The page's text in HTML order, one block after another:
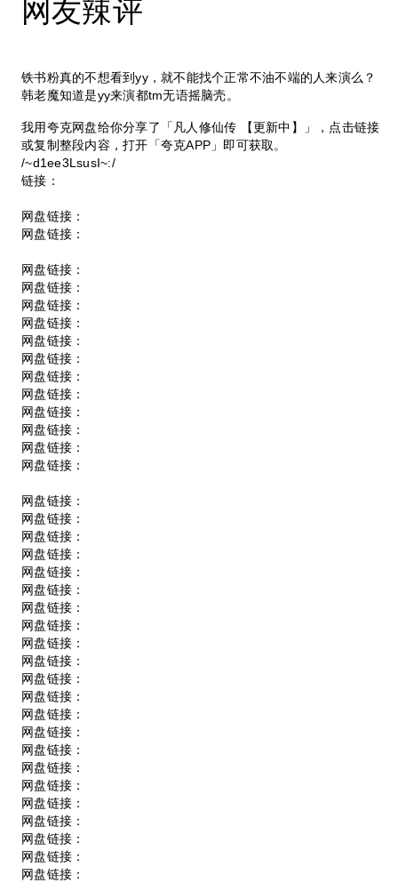
网友辣评
铁书粉真的不想看到yy，就不能找个正常不油不端的人来演么？
韩老魔知道是yy来演都tm无语摇脑壳。
我用夸克网盘给你分享了「凡人修仙传 【更新中】」，点击链接
或复制整段内容，打开「夸克APP」即可获取。
/~d1ee3LsusI~:/
链接：
网盘链接：
网盘链接：
网盘链接：
网盘链接：
网盘链接：
网盘链接：
网盘链接：
网盘链接：
网盘链接：
网盘链接：
网盘链接：
网盘链接：
网盘链接：
网盘链接：
网盘链接：
网盘链接：
网盘链接：
网盘链接：
网盘链接：
网盘链接：
网盘链接：
网盘链接：
网盘链接：
网盘链接：
网盘链接：
网盘链接：
网盘链接：
网盘链接：
网盘链接：
网盘链接：
网盘链接：
网盘链接：
网盘链接：
网盘链接：
网盘链接：
网盘链接：